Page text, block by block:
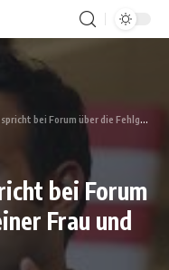
über die Fehlgeburt seiner Frau und seinen Hindu-Glauben
bei Forum
Frau und